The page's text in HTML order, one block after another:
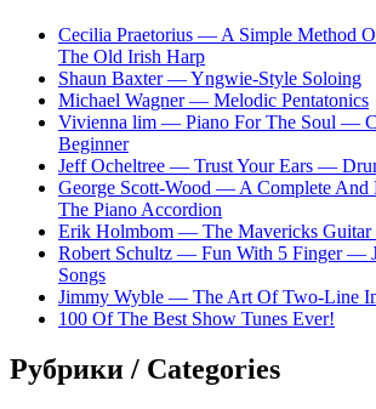
Cecilia Praetorius — A Simple Method
The Old Irish Harp
Shaun Baxter — Yngwie-Style Soloing
Michael Wagner — Melodic Pentatonics
Vivienna lim — Piano For The Soul —
Beginner
Jeff Ocheltree — Trust Your Ears —
George Scott-Wood — A Complete And
The Piano Accordion
Erik Holmbom — The Mavericks Guitar
Robert Schultz — Fun With 5 Finger —
Songs
Jimmy Wyble — The Art Of Two-Line
100 Of The Best Show Tunes Ever!
Рубрики / Categories